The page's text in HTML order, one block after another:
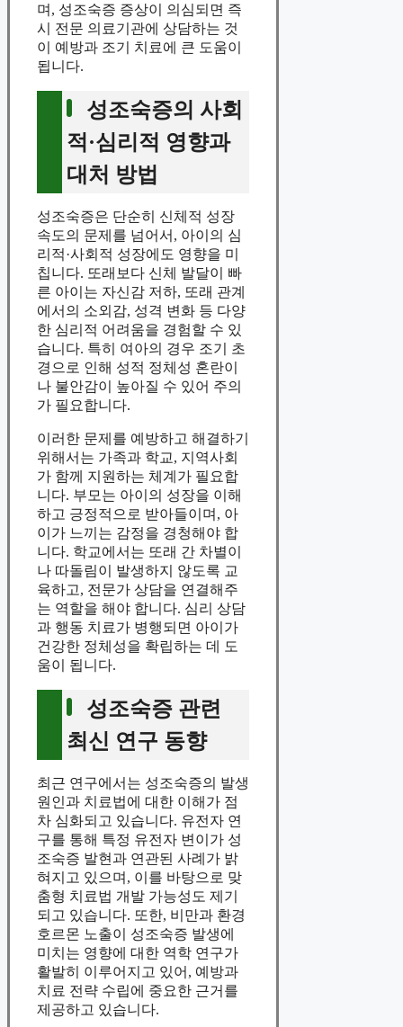
며, 성조숙증 증상이 의심되면 즉
시 전문 의료기관에 상담하는 것
이 예방과 조기 치료에 큰 도움이
됩니다.
성조숙증의 사회
적·심리적 영향과
대처 방법
성조숙증은 단순히 신체적 성장
속도의 문제를 넘어서, 아이의 심
리적·사회적 성장에도 영향을 미
칩니다. 또래보다 신체 발달이 빠
른 아이는 자신감 저하, 또래 관계
에서의 소외감, 성격 변화 등 다양
한 심리적 어려움을 경험할 수 있
습니다. 특히 여아의 경우 조기 초
경으로 인해 성적 정체성 혼란이
나 불안감이 높아질 수 있어 주의
가 필요합니다.
이러한 문제를 예방하고 해결하기
위해서는 가족과 학교, 지역사회
가 함께 지원하는 체계가 필요합
니다. 부모는 아이의 성장을 이해
하고 긍정적으로 받아들이며, 아
이가 느끼는 감정을 경청해야 합
니다. 학교에서는 또래 간 차별이
나 따돌림이 발생하지 않도록 교
육하고, 전문가 상담을 연결해주
는 역할을 해야 합니다. 심리 상담
과 행동 치료가 병행되면 아이가
건강한 정체성을 확립하는 데 도
움이 됩니다.
성조숙증 관련
최신 연구 동향
최근 연구에서는 성조숙증의 발생
원인과 치료법에 대한 이해가 점
차 심화되고 있습니다. 유전자 연
구를 통해 특정 유전자 변이가 성
조숙증 발현과 연관된 사례가 밝
혀지고 있으며, 이를 바탕으로 맞
춤형 치료법 개발 가능성도 제기
되고 있습니다. 또한, 비만과 환경
호르몬 노출이 성조숙증 발생에
미치는 영향에 대한 역학 연구가
활발히 이루어지고 있어, 예방과
치료 전략 수립에 중요한 근거를
제공하고 있습니다.